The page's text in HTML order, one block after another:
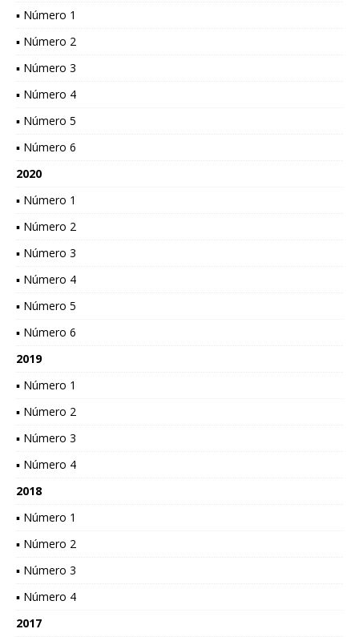
▪ Número 1
▪ Número 2
▪ Número 3
▪ Número 4
▪ Número 5
▪ Número 6
2020
▪ Número 1
▪ Número 2
▪ Número 3
▪ Número 4
▪ Número 5
▪ Número 6
2019
▪ Número 1
▪ Número 2
▪ Número 3
▪ Número 4
2018
▪ Número 1
▪ Número 2
▪ Número 3
▪ Número 4
2017